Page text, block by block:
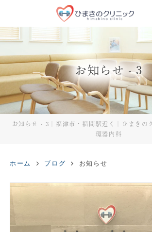
お知らせ - 3
お知らせ - 3｜福津市・福間駅近く｜ひまきの
環器内科
ホーム ブログ お知らせ